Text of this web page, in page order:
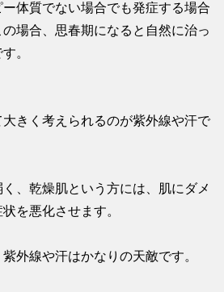
体質でない場合でも発症する場合
場合、思春期になると自然に治っ
。
きく考えられるのが紫外線や汗で
、乾燥肌という方には、肌にダメ
を悪化させます。
外線や汗はかなりの天敵です。